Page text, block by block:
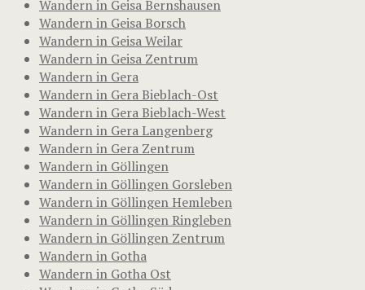
Wandern in Geisa Bernshausen
Wandern in Geisa Borsch
Wandern in Geisa Weilar
Wandern in Geisa Zentrum
Wandern in Gera
Wandern in Gera Bieblach-Ost
Wandern in Gera Bieblach-West
Wandern in Gera Langenberg
Wandern in Gera Zentrum
Wandern in Göllingen
Wandern in Göllingen Gorsleben
Wandern in Göllingen Hemleben
Wandern in Göllingen Ringleben
Wandern in Göllingen Zentrum
Wandern in Gotha
Wandern in Gotha Ost